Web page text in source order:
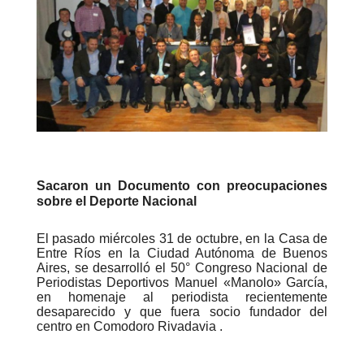
Sacaron un Documento con preocupaciones
sobre el Deporte Nacional
El pasado miércoles 31 de octubre, en la Casa de
Entre Ríos en la Ciudad Autónoma de Buenos
Aires, se desarrolló el 50° Congreso Nacional de
Periodistas Deportivos Manuel «Manolo» García,
en homenaje al periodista recientemente
desaparecido y que fuera socio fundador del
centro en Comodoro Rivadavia .